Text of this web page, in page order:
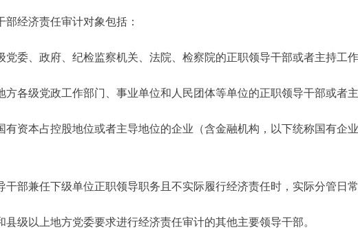
济责任审计对象包括：
、政府、纪检监察机关、法院、检察院的正职领导干部或者主持工作
级党政工作部门、事业单位和人民团体等单位的正职领导干部或者主
本占控股地位或者主导地位的企业（含金融机构，以下统称国有企
兼任下级单位正职领导职务且不实际履行经济责任时，实际分管日常
级以上地方党委要求进行经济责任审计的其他主要领导干部。